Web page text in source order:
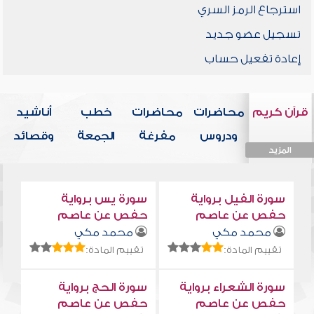
استرجاع الرمز السري
تسجيل عضو جديد
إعادة تفعيل حساب
قرآن كريم
المزيد
محاضرات
ودروس
محاضرات
مفرغة
خطب
الجمعة
أناشيد
وقصائد
سورة الفيل برواية
حفص عن عاصم
محمد مكي
تقييم المادة:
سورة يس برواية
حفص عن عاصم
محمد مكي
تقييم المادة:
سورة الشعراء برواية
حفص عن عاصم
سورة الحج برواية
حفص عن عاصم